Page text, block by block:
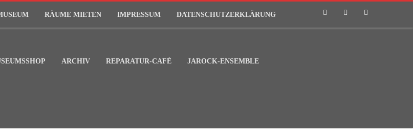
RÄUME MIETEN IMPRESSUM DATENSCHUTZERKLÄRUNG
ARCHIV REPARATUR-CAFÉ JAROCK-ENSEMBLE